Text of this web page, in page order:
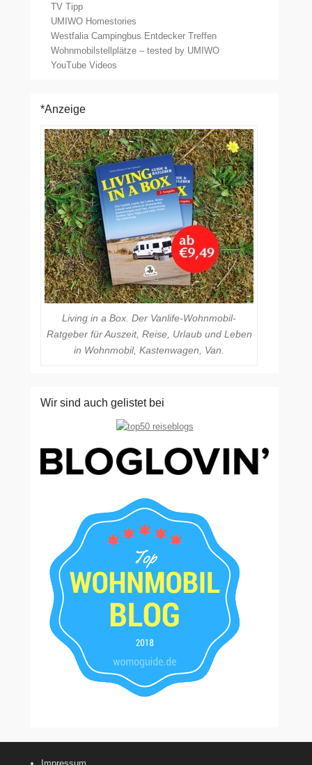
TV Tipp
UMIWO Homestories
Westfalia Campingbus Entdecker Treffen
Wohnmobilstellplätze – tested by UMIWO
YouTube Videos
*Anzeige
Living in a Box. Der Vanlife-Wohnmobil-
Ratgeber für Auszeit, Reise, Urlaub und Leben
in Wohnmobil, Kastenwagen, Van.
Wir sind auch gelistet bei